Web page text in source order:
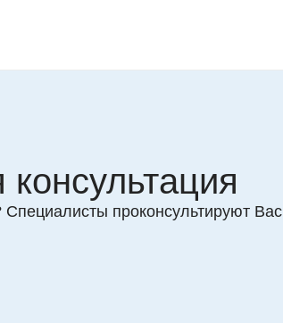
проконсультируют Вас